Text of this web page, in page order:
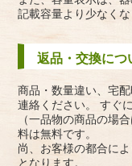
記載容量より少なくな
返品・交換につ
商品・数量違い、宅
連絡ください。 すぐ
（一品物の商品の場
料は無料です。
尚、お客様の都合に
となります。